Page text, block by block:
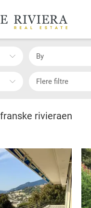
By
Flere filtre
rivieraen